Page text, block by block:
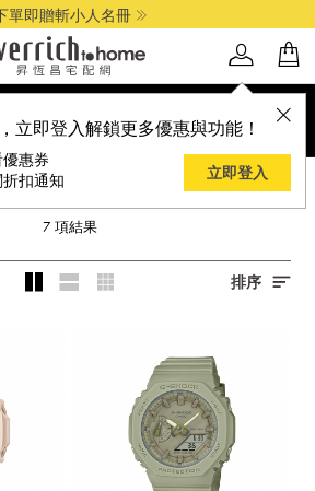
單即贈斬小人名冊
立即登入解鎖更多優惠與功能！
優惠券
折扣通知
立即登入
卡西歐(精品)
7 項結果
排序